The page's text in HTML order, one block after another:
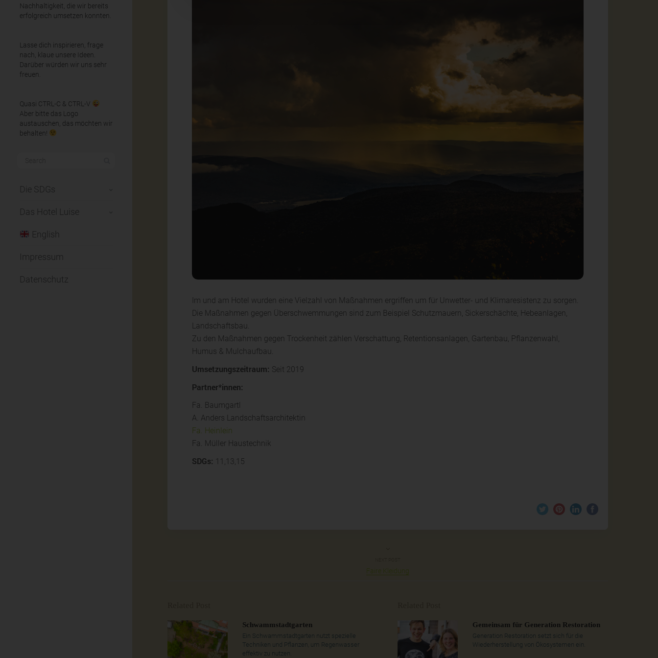
Nachhaltigkeit, die wir bereits
erfolgreich umsetzen konnten.
Lasse dich inspirieren, frage
nach, klaue unsere Ideen.
Darüber würden wir uns sehr
freuen.
Quasi CTRL-C & CTRL-V
Aber bitte das Logo
austauschen, das möchten wir
behalten!
Die SDGs
Das Hotel Luise
English
Impressum
Datenschutz
Im und am Hotel wurden eine Vielzahl von Maßnahmen ergriffen um für Unwetter- und Klimaresistenz zu sorgen.
Die Maßnahmen gegen Überschwemmungen sind zum Beispiel Schutzmauern, Sickerschächte, Hebeanlagen,
Landschaftsbau.
Zu den Maßnahmen gegen Trockenheit zählen Verschattung, Retentionsanlagen, Gartenbau, Pflanzenwahl,
Humus & Mulchaufbau.
Umsetzungszeitraum: Seit 2019
Partner*innen:
Fa. Baumgartl
A. Anders Landschaftsarchitektin
Fa. Heinlein
Fa. Müller Haustechnik
SDGs: 11,13,15
Faire Kleidung
Schwammstadtgarten
Ein Schwammstadtgarten nutzt spezielle
Techniken und Pflanzen, um Regenwasser
effektiv zu nutzen.
Gemeinsam für Generation Restoration
Generation Restoration setzt sich für die
Wiederherstellung von Ökosystemen ein.